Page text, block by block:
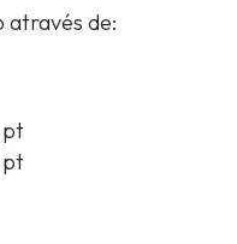
através de: